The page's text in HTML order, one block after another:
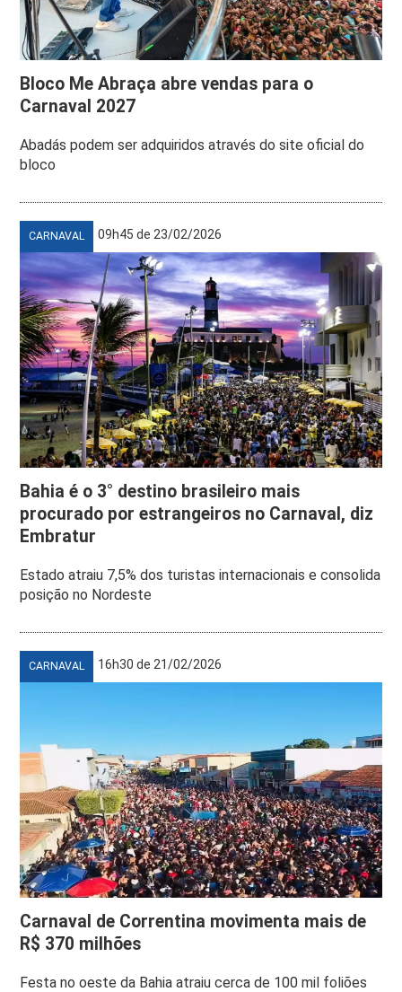
Bloco Me Abraça abre vendas para o
Carnaval 2027
Abadás podem ser adquiridos através do site oficial do
bloco
CARNAVAL 09h45 de 23/02/2026
Bahia é o 3° destino brasileiro mais
procurado por estrangeiros no Carnaval, diz
Embratur
Estado atraiu 7,5% dos turistas internacionais e consolida
posição no Nordeste
CARNAVAL 16h30 de 21/02/2026
Carnaval de Correntina movimenta mais de
R$ 370 milhões
Festa no oeste da Bahia atraiu cerca de 100 mil foliões